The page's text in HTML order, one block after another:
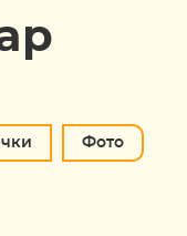
Фото